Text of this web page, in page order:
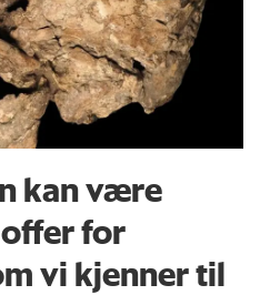
kan være
for
vi kjenner til